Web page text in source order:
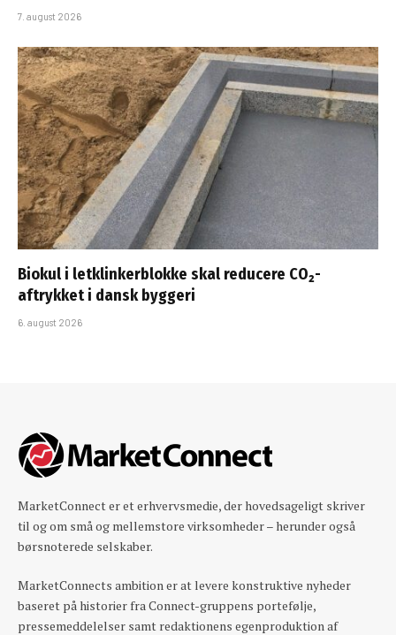
7. august 2026
Biokul i letklinkerblokke skal reducere CO₂-
aftrykket i dansk byggeri
6. august 2026
MarketConnect er et erhvervsmedie, der hovedsageligt skriver
til og om små og mellemstore virksomheder – herunder også
børsnoterede selskaber.
MarketConnects ambition er at levere konstruktive nyheder
baseret på historier fra Connect-gruppens portefølje,
pressemeddelelser samt redaktionens egenproduktion af